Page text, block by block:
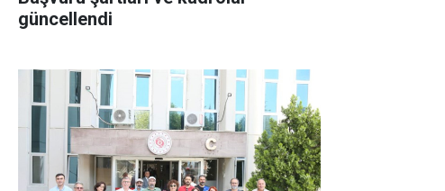
güncellendi